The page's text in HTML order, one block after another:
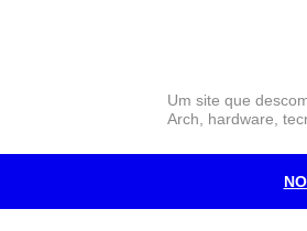
Um site que
Arch, hardware,